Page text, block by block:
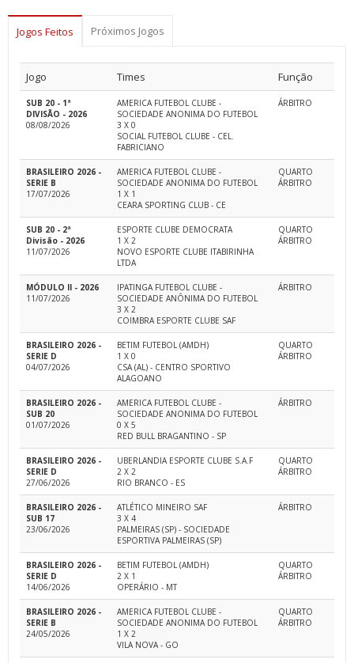
Jogos Feitos Próximos Jogos
Jogo Times Função
SUB 20 - 1ª
DIVISÃO - 2026
08/08/2026
AMERICA FUTEBOL CLUBE -
SOCIEDADE ANONIMA DO FUTEBOL
3 X 0
SOCIAL FUTEBOL CLUBE - CEL.
FABRICIANO
ÁRBITRO
BRASILEIRO 2026 -
SERIE B
17/07/2026
AMERICA FUTEBOL CLUBE -
SOCIEDADE ANONIMA DO FUTEBOL
1 X 1
CEARA SPORTING CLUB - CE
QUARTO
ÁRBITRO
SUB 20 - 2ª
Divisão - 2026
11/07/2026
ESPORTE CLUBE DEMOCRATA
1 X 2
NOVO ESPORTE CLUBE ITABIRINHA
LTDA
QUARTO
ÁRBITRO
MÓDULO II - 2026
11/07/2026
IPATINGA FUTEBOL CLUBE -
SOCIEDADE ANÔNIMA DO FUTEBOL
3 X 2
COIMBRA ESPORTE CLUBE SAF
ÁRBITRO
BRASILEIRO 2026 -
SERIE D
04/07/2026
BETIM FUTEBOL (AMDH)
1 X 0
CSA (AL) - CENTRO SPORTIVO
ALAGOANO
QUARTO
ÁRBITRO
BRASILEIRO 2026 -
SUB 20
01/07/2026
AMERICA FUTEBOL CLUBE -
SOCIEDADE ANONIMA DO FUTEBOL
0 X 5
RED BULL BRAGANTINO - SP
ÁRBITRO
BRASILEIRO 2026 -
SERIE D
27/06/2026
UBERLANDIA ESPORTE CLUBE S.A.F
2 X 2
RIO BRANCO - ES
QUARTO
ÁRBITRO
BRASILEIRO 2026 -
SUB 17
23/06/2026
ATLÉTICO MINEIRO SAF
3 X 4
PALMEIRAS (SP) - SOCIEDADE
ESPORTIVA PALMEIRAS (SP)
ÁRBITRO
BRASILEIRO 2026 -
SERIE D
14/06/2026
BETIM FUTEBOL (AMDH)
2 X 1
OPERÁRIO - MT
QUARTO
ÁRBITRO
BRASILEIRO 2026 -
SERIE B
24/05/2026
AMERICA FUTEBOL CLUBE -
SOCIEDADE ANONIMA DO FUTEBOL
1 X 2
VILA NOVA - GO
QUARTO
ÁRBITRO